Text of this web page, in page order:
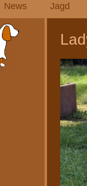
News Jagd